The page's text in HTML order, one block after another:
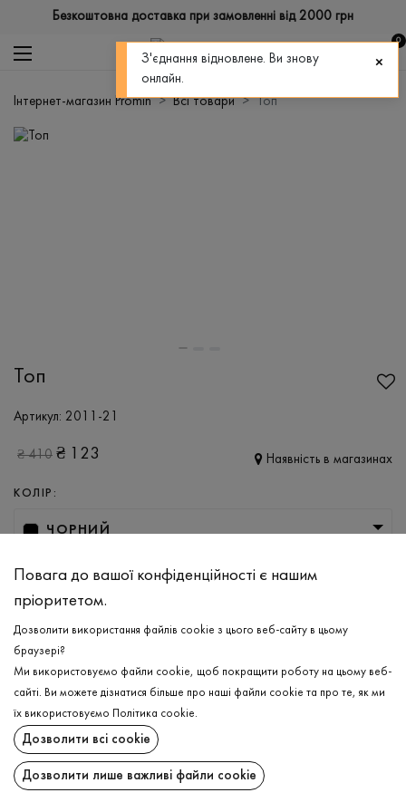
Безкоштовна доставка при замовленні від 2000 грн
0
Інтернет-магазин Promin Всі товари Топ
Топ
Артикул: 2011-21
₴410 ₴ 123 Наявність в магазинах
КОЛІР:
ЧОРНИЙ
РОЗМІР
XS
ДОДАТИ ДО КОШИКА
ОБЕРІТЬ РОЗМІР
Топ
ДОДАТИ ДО КОШИКА
ОПИС
Повага до вашої конфіденційності є нашим
пріоритетом.
Дозволити використання файлів cookie з цього веб-сайту в цьому
браузері?
Ми використовуємо файли cookie, щоб покращити роботу на цьому веб-
сайті. Ви можете дізнатися більше про наші файли cookie та про те, як ми
їх використовуємо
Політика cookie.
Дозволити всі cookie
Дозволити лише важливі файли cookie
З'єднання відновлене. Ви знову
онлайн.